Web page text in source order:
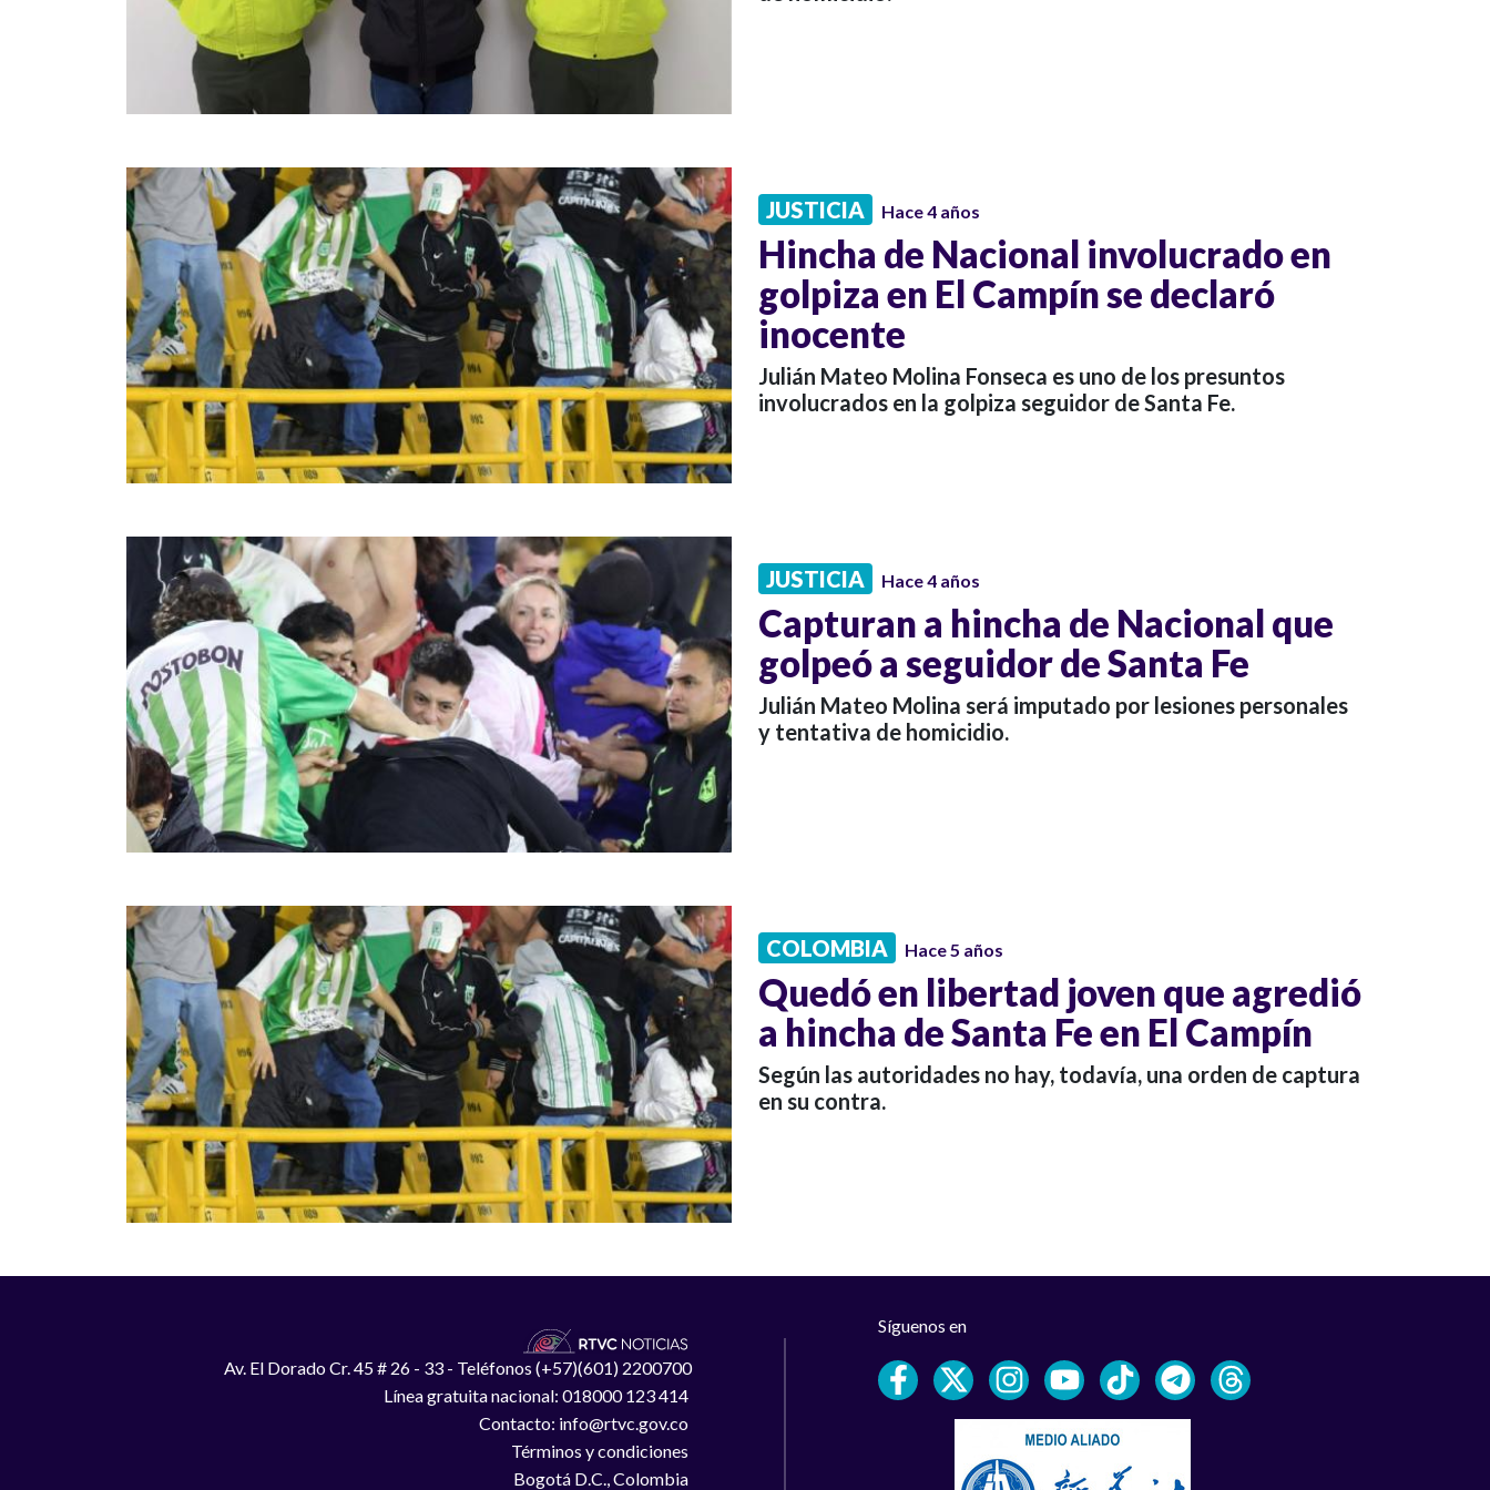
JUSTICIA Hace 4 años
Hincha de Nacional involucrado en
golpiza en El Campín se declaró
inocente
Julián Mateo Molina Fonseca es uno de los presuntos
involucrados en la golpiza seguidor de Santa Fe.
JUSTICIA Hace 4 años
Capturan a hincha de Nacional que
golpeó a seguidor de Santa Fe
Julián Mateo Molina será imputado por lesiones personales
y tentativa de homicidio.
COLOMBIA Hace 5 años
Quedó en libertad joven que agredió
a hincha de Santa Fe en El Campín
Según las autoridades no hay, todavía, una orden de captura
en su contra.
Av. El Dorado Cr. 45 # 26 - 33 - Teléfonos (+57)(601) 2200700
Línea gratuita nacional: 018000 123 414
Contacto: info@rtvc.gov.co
Términos y condiciones
Bogotá D.C., Colombia
Síguenos en